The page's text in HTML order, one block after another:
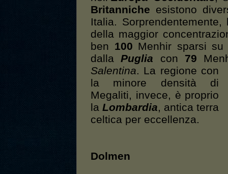
Britanniche esistono
Italia.
della maggior
ben 100 Menhir sparsi
dallaPuglia con 79
Salentina. La regione con
la minore densità di
Megaliti, invece, è proprio
laLombardia, antica terra
celtica per eccellenza.
Dolmen